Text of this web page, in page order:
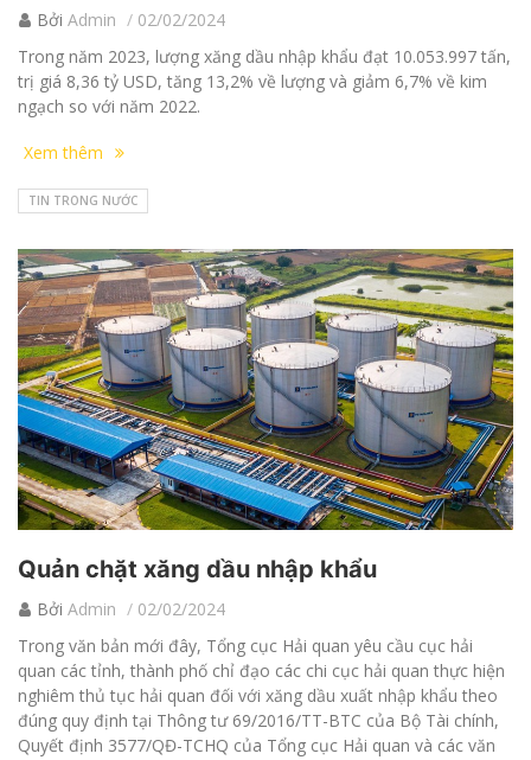
Bởi Admin
02/02/2024
Trong năm 2023, lượng xăng dầu nhập khẩu đạt 10.053.997 tấn,
trị giá 8,36 tỷ USD, tăng 13,2% về lượng và giảm 6,7% về kim
ngạch so với năm 2022.
Xem thêm
TIN TRONG NƯỚC
Quản chặt xăng dầu nhập khẩu
Bởi Admin
02/02/2024
Trong văn bản mới đây, Tổng cục Hải quan yêu cầu cục hải
quan các tỉnh, thành phố chỉ đạo các chi cục hải quan thực hiện
nghiêm thủ tục hải quan đối với xăng dầu xuất nhập khẩu theo
đúng quy định tại Thông tư 69/2016/TT-BTC của Bộ Tài chính,
Quyết định 3577/QĐ-TCHQ của Tổng cục Hải quan và các văn